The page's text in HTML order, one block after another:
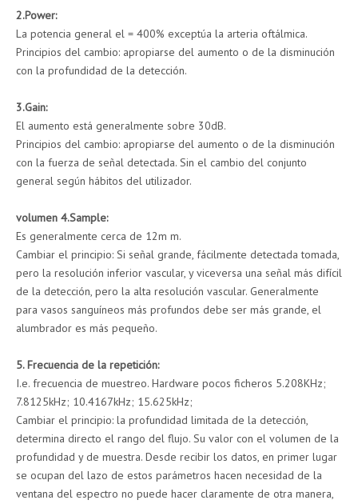
2.Power:
La potencia general el = 400% exceptúa la arteria oftálmica.
Principios del cambio: apropiarse del aumento o de la disminución
con la profundidad de la detección.
3.Gain:
El aumento está generalmente sobre 30dB.
Principios del cambio: apropiarse del aumento o de la disminución
con la fuerza de señal detectada. Sin el cambio del conjunto
general según hábitos del utilizador.
volumen 4.Sample:
Es generalmente cerca de 12m m.
Cambiar el principio: Si señal grande, fácilmente detectada tomada,
pero la resolución inferior vascular, y viceversa una señal más difícil
de la detección, pero la alta resolución vascular. Generalmente
para vasos sanguíneos más profundos debe ser más grande, el
alumbrador es más pequeño.
5. Frecuencia de la repetición:
I.e. frecuencia de muestreo. Hardware pocos ficheros 5.208KHz;
7.8125kHz; 10.4167kHz; 15.625kHz;
Cambiar el principio: la profundidad limitada de la detección,
determina directo el rango del flujo. Su valor con el volumen de la
profundidad y de muestra. Desde recibir los datos, en primer lugar
se ocupan del lazo de estos parámetros hacen necesidad de la
ventana del espectro no puede hacer claramente de otra manera,